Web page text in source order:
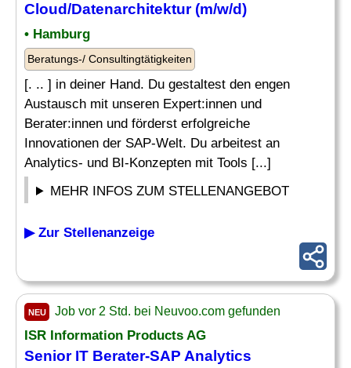
Cloud/Datenarchitektur (m/w/d)
• Hamburg
Beratungs-/ Consultingtätigkeiten
[. .. ] in deiner Hand. Du gestaltest den engen
Austausch mit unseren Expert:innen und
Berater:innen und förderst erfolgreiche
Innovationen der SAP-Welt. Du arbeitest an
Analytics- und BI-Konzepten mit Tools [...]
MEHR INFOS ZUM STELLENANGEBOT
▶ Zur Stellenanzeige
NEU Job vor 2 Std. bei Neuvoo.com gefunden
ISR Information Products AG
Senior IT Berater-SAP Analytics